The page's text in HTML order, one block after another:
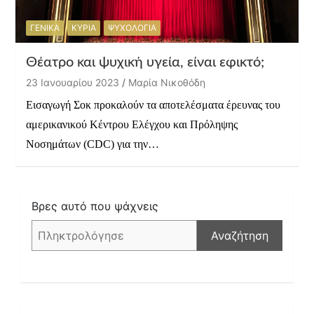
ΓΕΝΙΚΑ ΚΥΡΙΑ ΨΥΧΟΛΟΓΙΑ
Θέατρο και ψυχική υγεία, είναι εφικτό;
23 Ιανουαρίου 2023
Μαρία Νικοθόδη
Εισαγωγή Σοκ προκαλούν τα αποτελέσματα έρευνας του
αμερικανικού Κέντρου Ελέγχου και Πρόληψης
Νοσημάτων (CDC) για την…
Βρες αυτό που ψάχνεις
Αναζήτηση